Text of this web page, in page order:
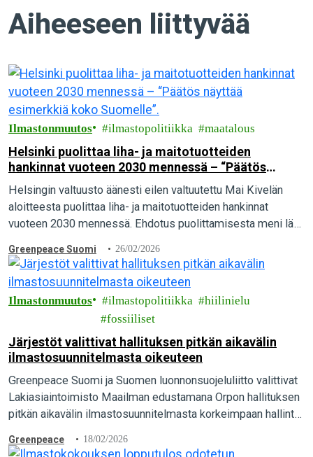
Aiheeseen liittyvää
Ilmastonmuutos ilmastopolitiikka maatalous
Helsinki puolittaa liha- ja maitotuotteiden
hankinnat vuoteen 2030 mennessä – “Päätös
näyttää esimerkkiä koko Suomelle”.
Helsingin valtuusto äänesti eilen valtuutettu Mai Kivelän
aloitteesta puolittaa liha- ja maitotuotteiden hankinnat
vuoteen 2030 mennessä. Ehdotus puolittamisesta meni läpi
vastaan. Greenpeace pitää päätöstä merkittävänä askeleena
kohti ilmaston kannalta kestävää ruokailua.
Greenpeace Suomi 26/02/2026
Ilmastonmuutos ilmastopolitiikka
hiilinielu
fossiiliset
Järjestöt valittivat hallituksen pitkän aikavälin
ilmastosuunnitelmasta oikeuteen
Greenpeace Suomi ja Suomen luonnonsuojeluliitto valittivat
Lakiasiaintoimisto Maailman edustamana Orpon hallituksen
pitkän aikavälin ilmastosuunnitelmasta korkeimpaan hallinto-
mutta pääministeri Orpon hallituksen suunnitelmalla siihen ei
Greenpeace 18/02/2026